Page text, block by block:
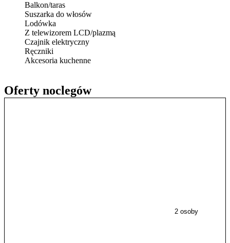
Oferty noclegów
2 osoby
Balkon/taras
Suszarka do włosów
Lodówka
Z telewizorem LCD/plazmą
Czajnik elektryczny
Ręczniki
Akcesoria kuchenne